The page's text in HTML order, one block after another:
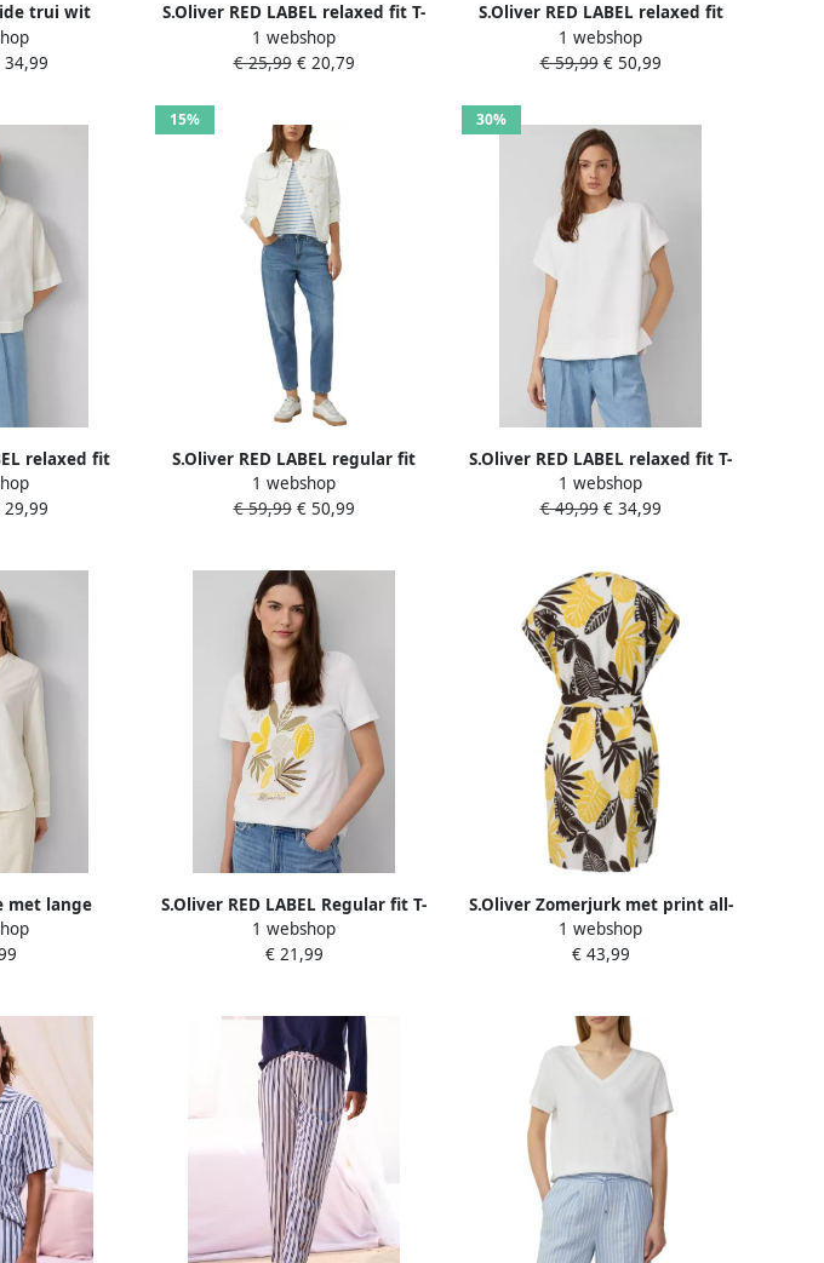
trui wit
S.Oliver RED LABEL relaxed fit T-
shirt met structuurpatroon
1 webshop
€ 25,99€ 20,79
S.Oliver RED LABEL relaxed fit
overhemdblouse van mix van
linnen en viscose
1 webshop
€ 59,99€ 50,99
relaxed fit
van lyocell
15%
S.Oliver RED LABEL regular fit
jeansjack van katoenmix
1 webshop
€ 59,99€ 50,99
30%
S.Oliver RED LABEL relaxed fit T-
shirt van modal-mix
1 webshop
€ 49,99€ 34,99
met lange
turn-up
S.Oliver RED LABEL Regular fit T-
shirt van puur katoen
1 webshop
€ 21,99
S.Oliver Zomerjurk met print all-
over
1 webshop
€ 43,99